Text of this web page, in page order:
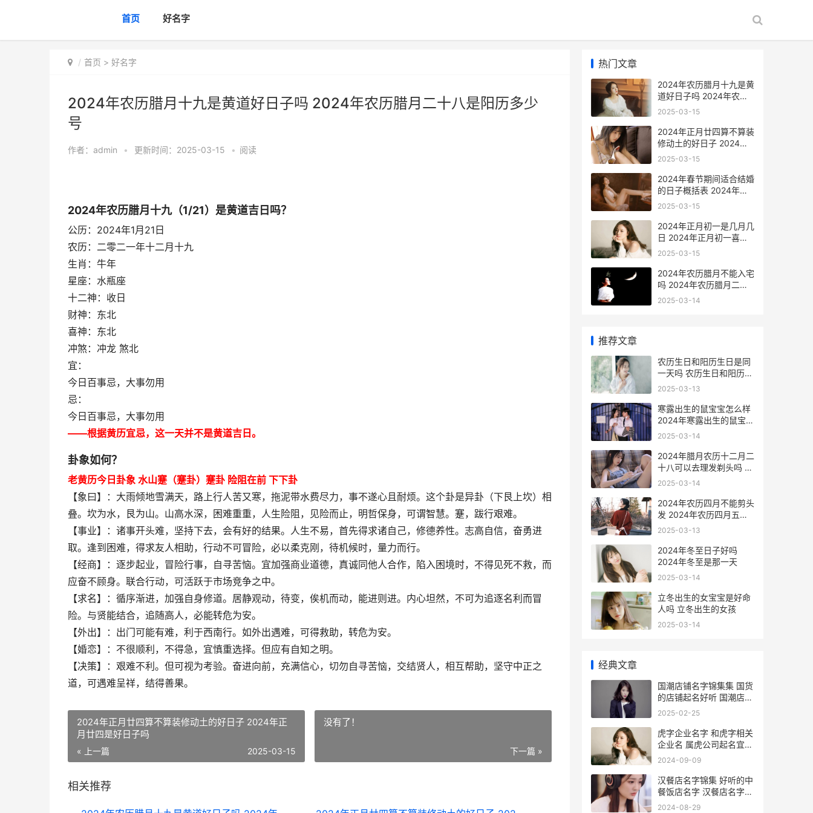
首页 好名字
首页 > 好名字
2024年农历腊月十九是黄道好日子吗 2024年农历腊月二十八是阳历多少
号
作者： admin • 更新时间：2025-03-15 • 阅读
2024年农历腊月十九（1/21）是黄道吉日吗？
公历：2024年1月21日
农历：二零二一年十二月十九
生肖：牛年
星座：水瓶座
十二神：收日
财神：东北
喜神：东北
冲煞：冲龙 煞北
宜：
今日百事忌，大事勿用
忌：
今日百事忌，大事勿用
——根据黄历宜忌，这一天并不是黄道吉日。
卦象如何？
老黄历今日卦象 水山蹇（蹇卦）蹇卦 险阻在前 下下卦
【象曰】：大雨倾地雪满天，路上行人苦又寒，拖泥带水费尽力，事不遂心且耐烦。这个卦是异卦（下艮上坎）相
叠。坎为水，艮为山。山高水深，困难重重，人生险阻，见险而止，明哲保身，可谓智慧。蹇，跋行艰难。
【事业】：诸事开头难，坚持下去，会有好的结果。人生不易，首先得求诸自己，修德养性。志高自信，奋勇进
取。逢到困难，得求友人相助，行动不可冒险，必以柔克刚，待机候时，量力而行。
【经商】：逐步起业，冒险行事，自寻苦恼。宜加强商业道德，真诚同他人合作，陷入困境时，不得见死不救，而
应奋不顾身。联合行动，可活跃于市场竞争之中。
【求名】：循序渐进，加强自身修道。居静观动，待变，俟机而动，能进则进。内心坦然，不可为追逐名利而冒
险。与贤能结合，追随高人，必能转危为安。
【外出】：出门可能有难，利于西南行。如外出遇难，可得救助，转危为安。
【婚恋】：不很顺利，不得急，宜慎重选择。但应有自知之明。
【决策】：艰难不利。但可视为考验。奋进向前，充满信心，切勿自寻苦恼，交结贤人，相互帮助，坚守中正之
道，可遇难呈祥，结得善果。
2024年正月廿四算不算装修动土的好日子 2024年正
月廿四是好日子吗
« 上一篇 2025-03-15
没有了！
下一篇 »
相关推荐
热门文章
2024年农历腊月十九是黄
道好日子吗 2024年农历
腊月二十八是阳历多少号
2025-03-15
2024年正月廿四算不算装
修动土的好日子 2024年
正月廿四是好日子吗
2025-03-15
2024年春节期间适合结婚
的日子概括表 2024年春
节期间上映的电影长津湖
2025-03-15
2024年正月初一是几月几
日 2024年正月初一喜神
方位
2025-03-15
2024年农历腊月不能入宅
吗 2024年农历腊月二十
七
2025-03-14
推荐文章
农历生日和阳历生日是同
一天吗 农历生日和阳历生
日多少年重合
2025-03-13
寒露出生的鼠宝宝怎么样
2024年寒露出生的鼠宝宝
取名
2025-03-14
2024年腊月农历十二月二
十八可以去理发剃头吗 阳
历2024年腊月
2025-03-14
2024年农历四月不能剪头
发 2024年农历四月五月
结婚吉日
2025-03-13
2024年冬至日子好吗
2024年冬至是那一天
2025-03-14
立冬出生的女宝宝是好命
人吗 立冬出生的女孩
2025-03-14
经典文章
国潮店铺名字锦集集 国货
的店铺起名好听 国潮店铺
名称
2025-02-25
虎字企业名字 和虎字相关
企业名 属虎公司起名宜用
字大全
2024-09-09
汉餐店名字锦集 好听的中
餐饭店名字 汉餐店名字大
全
2024-08-29